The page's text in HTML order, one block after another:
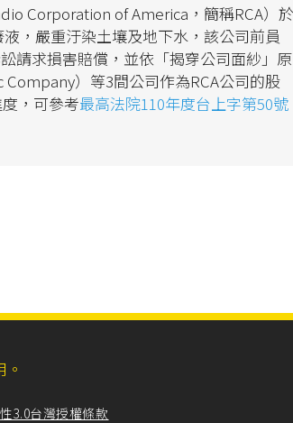
Corporation of America，簡稱RCA）於
，嚴重汙染土壤及地下水，該公司前員
請求損害賠償，並依「揭穿公司面紗」原
）等3間公司作為RCA公司的股
，可參考最高法院110年度台上字第50號
3.0台灣授權條款